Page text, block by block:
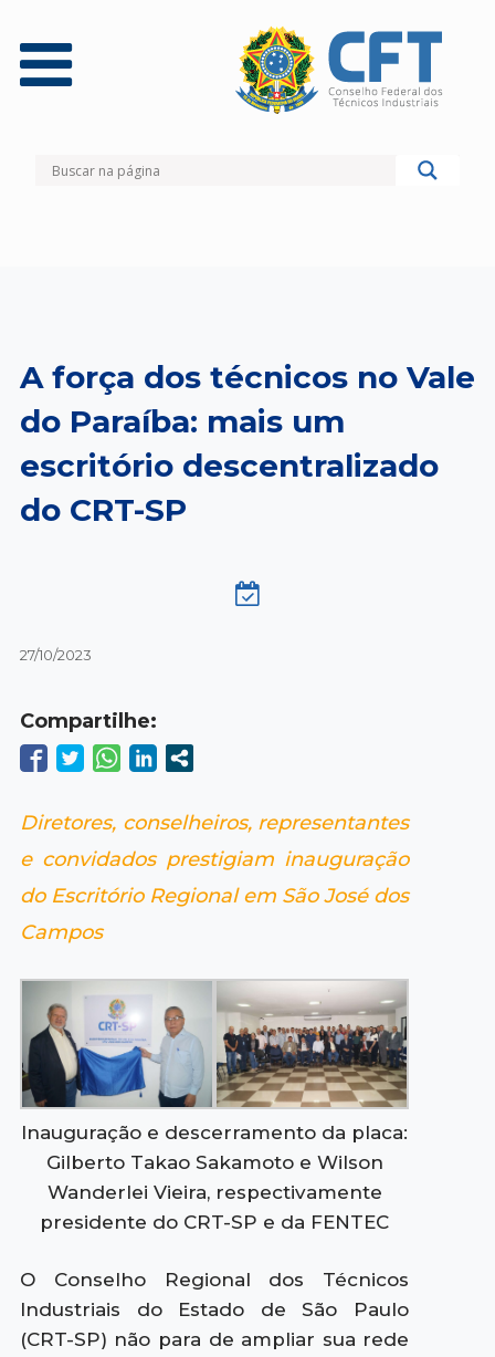
A força dos técnicos no Vale
do Paraíba: mais um
escritório descentralizado
do CRT-SP
27/10/2023
Compartilhe:
Diretores, conselheiros, representantes
e convidados prestigiam inauguração
do Escritório Regional em São José dos
Campos
Inauguração e descerramento da placa:
Gilberto Takao Sakamoto e Wilson
Wanderlei Vieira, respectivamente
presidente do CRT-SP e da FENTEC
O Conselho Regional dos Técnicos
Industriais do Estado de São Paulo
(CRT-SP) não para de ampliar sua rede